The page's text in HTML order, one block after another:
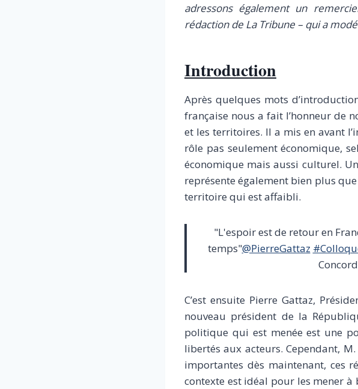
adressons également un
rédaction de La Tribune – qui a
Introduction
Après quelques mots
française nous a fait l’honneur de
et les territoires. Il a mis en avant
rôle pas seulement économique,
économique mais aussi culturel.
représente également bien plus
territoire qui est affaibli.
"L'espoir est de retour en
temps"@PierreGattaz
C’est ensuite Pierre Gattaz,
nouveau président de la
politique qui est menée est une
libertés aux acteurs. Cependant,
importantes dès maintenant, ces
contexte est idéal pour les mener